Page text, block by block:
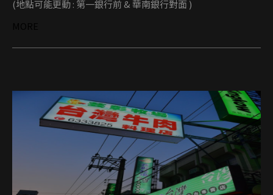
(地點可能更動 : 第一銀行前 & 華南銀行對面 )